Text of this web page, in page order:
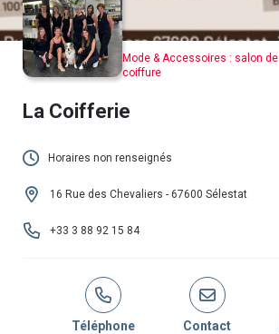
Mode & Accessoires : salon de
coiffure
La Coifferie
Horaires non renseignés
Cet établissement n'a pas encore renseigné
16 Rue des Chevaliers - 67600 Sélestat
+33 3 88 92 15 84
Téléphone Contact